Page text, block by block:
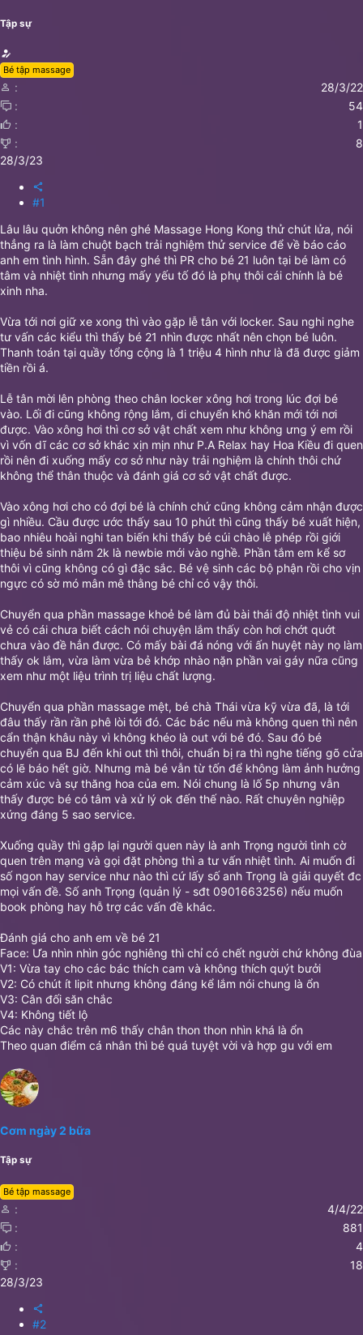
Tập sự
Bé tập massage
28/3/22
54
1
8
28/3/23
#1
Lâu lâu quởn không nên ghé Massage Hong Kong thử chút lửa, nói
thẳng ra là làm chuột bạch trải nghiệm thử service để về báo cáo
anh em tình hình. Sẵn đây ghé thì PR cho bé 21 luôn tại bé làm có
tâm và nhiệt tình nhưng mấy yếu tố đó là phụ thôi cái chính là bé
xinh nha.
Vừa tới nơi giữ xe xong thì vào gặp lễ tân với locker. Sau nghi nghe
tư vấn các kiểu thì thấy bé 21 nhìn được nhất nên chọn bé luôn.
Thanh toán tại quầy tổng cộng là 1 triệu 4 hình như là đã được giảm
tiền rồi á.
Lễ tân mời lên phòng theo chân locker xông hơi trong lúc đợi bé
vào. Lối đi cũng không rộng lắm, di chuyển khó khăn mới tới nơi
được. Vào xông hơi thì cơ sở vật chất xem như không ưng ý em rồi
vì vốn dĩ các cơ sở khác xịn mịn như P.A Relax hay Hoa Kiều đi quen
rồi nên đi xuống mấy cơ sở như này trải nghiệm là chính thôi chứ
không thể thân thuộc và đánh giá cơ sở vật chất được.
Vào xông hơi cho có đợi bé là chính chứ cũng không cảm nhận được
gì nhiều. Cầu được ước thấy sau 10 phút thì cũng thấy bé xuất hiện,
bao nhiêu hoài nghi tan biến khi thấy bé cúi chào lễ phép rồi giới
thiệu bé sinh năm 2k là newbie mới vào nghề. Phần tắm em kể sơ
thôi vì cũng không có gì đặc sắc. Bé vệ sinh các bộ phận rồi cho vịn
ngực có sờ mó mân mê thằng bé chỉ có vậy thôi.
Chuyển qua phần massage khoẻ bé làm đủ bài thái độ nhiệt tình vui
vẻ có cái chưa biết cách nói chuyện lắm thấy còn hơi chớt quớt
chưa vào đề hẳn được. Có mấy bài đá nóng với ấn huyệt này nọ làm
thấy ok lắm, vừa làm vừa bẻ khớp nhào nặn phần vai gáy nữa cũng
xem như một liệu trình trị liệu chất lượng.
Chuyển qua phần massage mệt, bé chà Thái vừa kỹ vừa đã, là tới
đâu thấy rần rần phê lòi tới đó. Các bác nếu mà không quen thì nên
cẩn thận khâu này vì không khéo là out với bé đó. Sau đó bé
chuyển qua BJ đến khi out thì thôi, chuẩn bị ra thì nghe tiếng gõ cửa
có lẽ báo hết giờ. Nhưng mà bé vẫn từ tốn để không làm ảnh hưởng
cảm xúc và sự thăng hoa của em. Nói chung là lố 5p nhưng vẫn
thấy được bé có tâm và xử lý ok đến thế nào. Rất chuyên nghiệp
xứng đáng 5 sao service.
Xuống quầy thì gặp lại người quen này là anh Trọng người tình cờ
quen trên mạng và gọi đặt phòng thì a tư vấn nhiệt tình. Ai muốn đi
số ngon hay service như nào thì cứ lấy số anh Trọng là giải quyết đc
mọi vấn đề. Số anh Trọng (quản lý - sđt 0901663256) nếu muốn
book phòng hay hỗ trợ các vấn đề khác.
Đánh giá cho anh em về bé 21
Face: Ưa nhìn nhìn góc nghiêng thì chỉ có chết người chứ không đùa
V1: Vừa tay cho các bác thích cam và không thích quýt bưởi
V2: Có chút ít lipit nhưng không đáng kể lắm nói chung là ổn
V3: Cân đối săn chắc
V4: Không tiết lộ
Các này chắc trên m6 thấy chân thon thon nhìn khá là ổn
Theo quan điểm cá nhân thì bé quá tuyệt vời và hợp gu với em
Cơm ngày 2 bữa
Tập sự
Bé tập massage
4/4/22
881
4
18
28/3/23
#2